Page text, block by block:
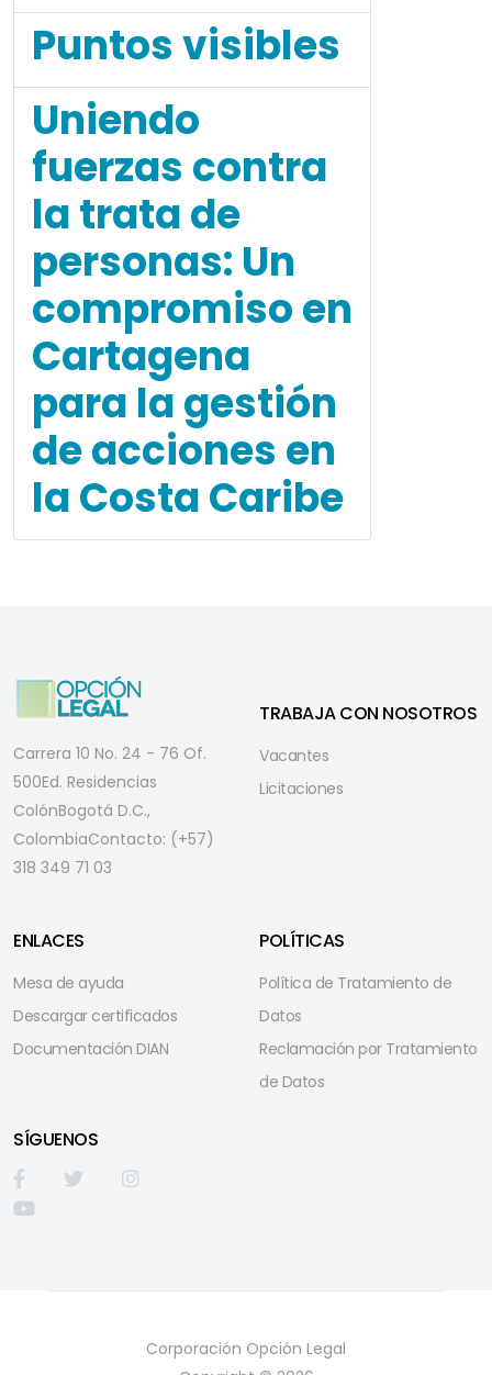
Puntos visibles
Uniendo
fuerzas contra
la trata de
personas: Un
compromiso en
Cartagena
para la gestión
de acciones en
la Costa Caribe
Carrera 10 No. 24 - 76 Of.
500Ed. Residencias
ColónBogotá D.C.,
ColombiaContacto: (+57)
318 349 71 03
TRABAJA CON NOSOTROS
Vacantes
Licitaciones
ENLACES
Mesa de ayuda
Descargar certificados
Documentación DIAN
POLÍTICAS
Política de Tratamiento de
Datos
Reclamación por Tratamiento
de Datos
SÍGUENOS
Corporación Opción Legal